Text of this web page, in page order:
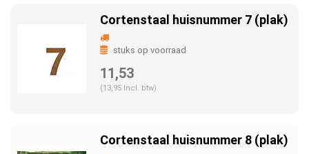
Cortenstaal huisnummer 7 (plak)
stuks op voorraad
11,53
(13,95 Incl. btw)
Cortenstaal huisnummer 8 (plak)